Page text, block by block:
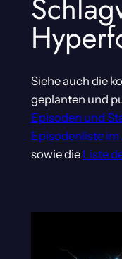
Siehe auch die
geplanten und
Episoden und
Episodenliste
sowie die Liste